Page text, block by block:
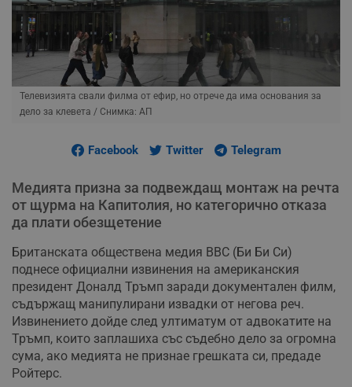
Телевизията свали филма от ефир, но отрече да има основания за
дело за клевета / Снимка: АП
Facebook Twitter Telegram
Медията призна за подвеждащ монтаж на речта
от щурма на Капитолия, но категорично отказа
да плати обезщетение
Британската обществена медия BBC (Би Би Си)
поднесе официални извинения на американския
президент Доналд Тръмп заради документален филм,
съдържащ манипулирани извадки от негова реч.
Извинението дойде след ултиматум от адвокатите на
Тръмп, които заплашиха със съдебно дело за огромна
сума, ако медията не признае грешката си, предаде
Ройтерс.